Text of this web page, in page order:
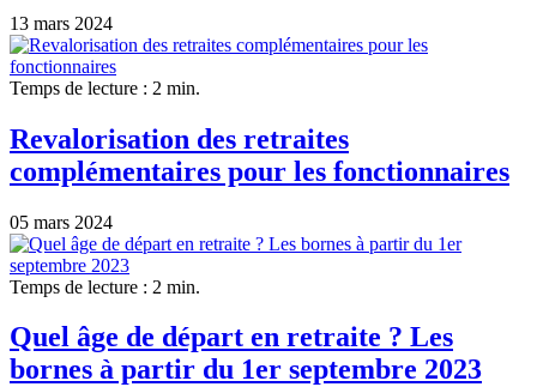
13 mars 2024
Temps de lecture : 2 min.
Revalorisation des retraites
complémentaires pour les fonctionnaires
05 mars 2024
Temps de lecture : 2 min.
Quel âge de départ en retraite ? Les
bornes à partir du 1er septembre 2023